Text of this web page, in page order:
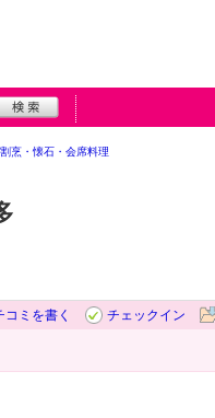
割烹・懐石・会席料理
コミを書く
チェックイン